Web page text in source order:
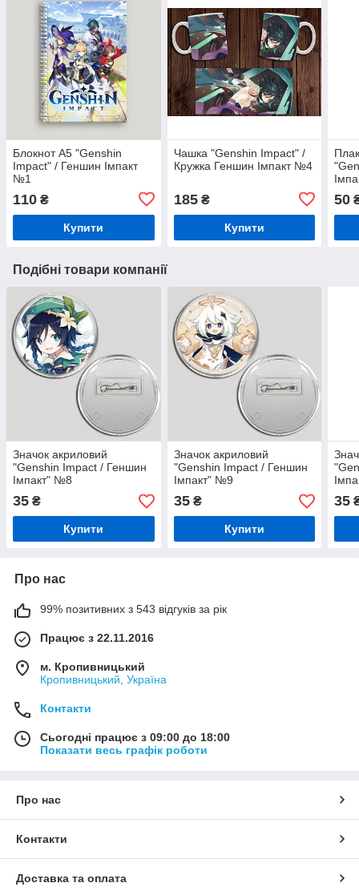
Блокнот А5 "Genshin
Impact" / Геншин Імпакт
№1
110 ₴
Купити
Чашка "Genshin Impact" /
Кружка Геншин Імпакт №4
185₴
Купити
50
Подібні товари компанії
Значок акриловий
"Genshin Impact / Геншин
Імпакт" №8
35 ₴
Купити
Значок акриловий
"Genshin Impact / Геншин
Імпакт" №9
35₴
Купити
35
Про нас
99% позитивних з 543 відгуків за рік
Працює з 22.11.2016
м. Кропивницький
Кропивницький, Україна
Контакти
Сьогодні працює з 09:00 до 18:00
Показати весь графік роботи
Про нас
Контакти
Доставка та оплата